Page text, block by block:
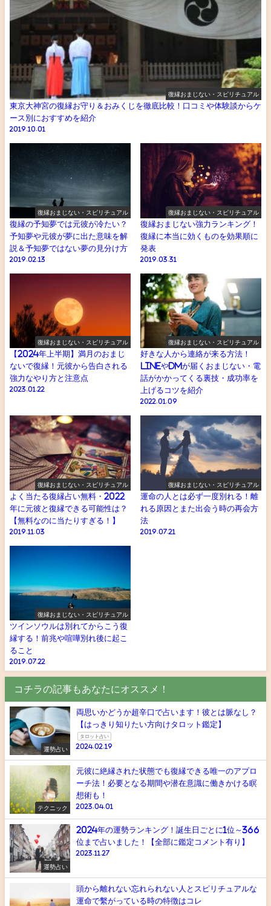
復縁おまじない・スピリチュアル
東京大神宮の復縁お守り＆おみくじを徹底比較！口コミや体験談からケ
ース別におすすめを紹介
2019.10.01
復縁おまじない・スピリチュアル
復縁の予知夢では元彼が冷たい？
予知夢や元彼が夢に出た意味を解
説＆予知夢ではない夢の見分け方
2019.02.13
復縁おまじない・スピリチュアル
復縁おまじない強力ランキング！
復縁に本当に効くものを効果順に
発表
2019.03.31
復縁おまじない・スピリチュアル
【2024年上半期】満月のおまじ
ないで復縁！元彼から告白される
強力なやり方と注意点
2023.01.22
復縁おまじない・スピリチュアル
好きな人から連絡が来る方法！
LINEやDMが届くおまじない・電
話がかかってくる裏技・成功率を
上げるコツを紹介
2022.01.09
復縁おまじない・スピリチュアル
よく当たる復縁占い無料・2022
年に元彼と復縁できる可能性は？
【無料なのに当たりすぎる！】
2019.11.03
復縁おまじない・スピリチュアル
運命の人とは必ず一度別れる！離
れる原因とまた出会う時の再会方
法
2019.07.21
復縁おまじない・スピリチュアル
ツインソウルは別れてからこう復
縁する！前兆や喧嘩別れ後に起こ
ること
2019.07.22
コチラの記事もあなたにオススメ！
運勢占い
両思いかどうか超辛口で占います！彼とは脈なし？
【はっきり知りたい方向けタロット鑑定】
タロット占い
2024.02.19
テクニック
元彼に絶縁された状態でも復縁できる唯一のアプロ
ーチ法！必要となる期間や潜在意識に働きかける瞑
想術も！
2023.04.01
運勢占い
2024年の運勢ランキング！誕生日ごとに1位～366
位まで占いました！【全部に鑑定コメント有り】
2023.11.27
頭から離れない忘れられない人とスピリチュアルな
運命で繫がっている時の特徴はコレ